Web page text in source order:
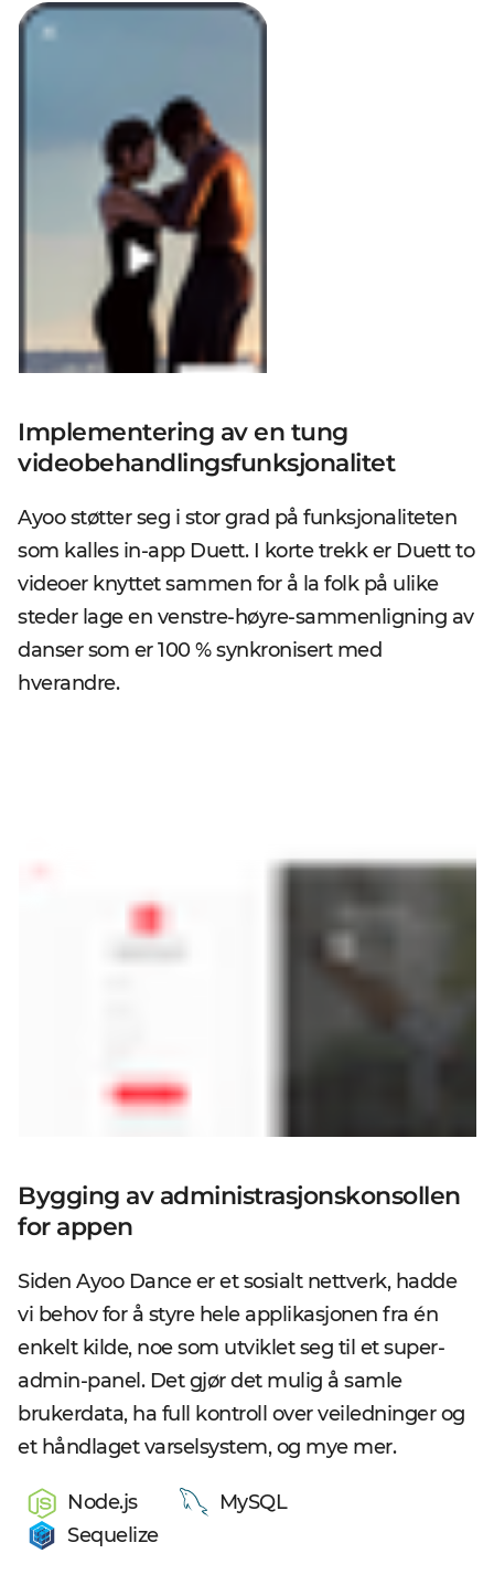
Implementering av en tung
videobehandlingsfunksjonalitet
Ayoo støtter seg i stor grad på funksjonaliteten
som kalles in-app Duett. I korte trekk er Duett to
videoer knyttet sammen for å la folk på ulike
steder lage en venstre-høyre-sammenligning av
danser som er 100 % synkronisert med
hverandre.
Bygging av administrasjonskonsollen
for appen
Siden Ayoo Dance er et sosialt nettverk, hadde
vi behov for å styre hele applikasjonen fra én
enkelt kilde, noe som utviklet seg til et super-
admin-panel. Det gjør det mulig å samle
brukerdata, ha full kontroll over veiledninger og
et håndlaget varselsystem, og mye mer.
Node.js
MySQL
Sequelize